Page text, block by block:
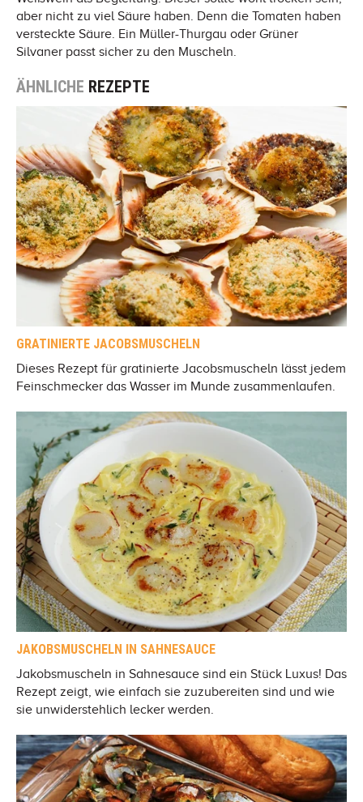
aber nicht zu viel Säure haben. Denn die Tomaten haben
versteckte Säure. Ein Müller-Thurgau oder Grüner
Silvaner passt sicher zu den Muscheln.
ÄHNLICHE REZEPTE
GRATINIERTE JACOBSMUSCHELN
Dieses Rezept für gratinierte Jacobsmuscheln lässt jedem
Feinschmecker das Wasser im Munde zusammenlaufen.
JAKOBSMUSCHELN IN SAHNESAUCE
Jakobsmuscheln in Sahnesauce sind ein Stück Luxus! Das
Rezept zeigt, wie einfach sie zuzubereiten sind und wie
sie unwiderstehlich lecker werden.